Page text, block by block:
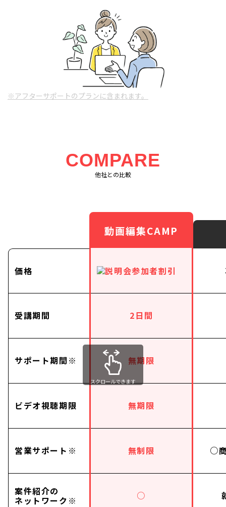
※アフターサポートのプランに含まれます。
COMPARE
他社との比較
価格
受講期間
サポート期間※
ビデオ視聴期限
営業サポート※
案件紹介の
ネットワーク※
動画編集CAMP
2日間
無期限
無期限
無制限
○
○
スクロールできます